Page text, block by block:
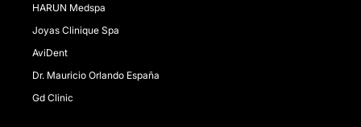
HARUN Medspa
Joyas Clinique Spa
AviDent
Dr. Mauricio Orlando España
Gd Clinic